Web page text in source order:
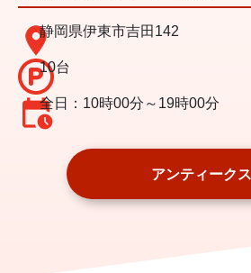
静岡県伊東市吉田142
10台
全日：10時00分～19時00分
アンティークス